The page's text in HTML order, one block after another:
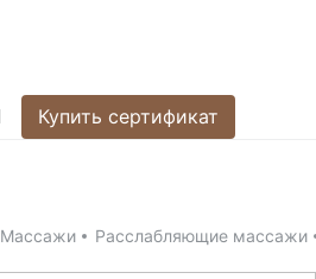
Купить сертификат
Массажи Расслабляющие массажи